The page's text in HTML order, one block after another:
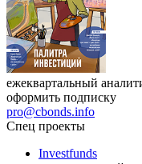
оформить подписку